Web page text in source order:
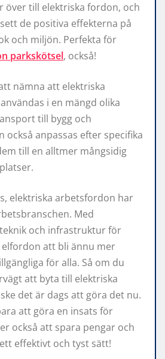
över till elektriska fordon, och
de positiva effekterna på
och miljön. Perfekta för
parkskötsel, också!
nämna att elektriska
i en mängd olika
till bygg och
också anpassas efter specifika
till en alltmer mångsidig
elektriska arbetsfordon har
Med
och infrastruktur för
att bli ännu mer
för alla. Så om du
att byta till elektriska
det är dags att göra det nu.
att göra en insats för
också att spara pengar och
effektivt och tyst sätt!